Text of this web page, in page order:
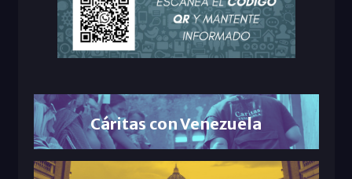
Cáritas con Venezuela